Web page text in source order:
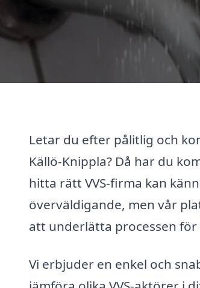
Letar du efter pålitlig och
Källö-Knippla? Då har du
hitta rätt VVS-firma kan
överväldigande, men vår
att underlätta processen för
Vi erbjuder en enkel och